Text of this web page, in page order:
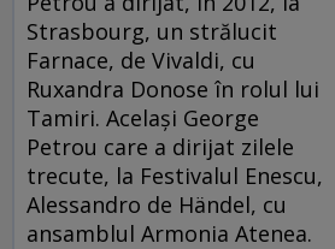
Strasbourg, un strălucit
Farnace, de Vivaldi, cu
Ruxandra Donose în rolul lui
Tamiri. Acelaşi George
Petrou care a dirijat zilele
trecute, la Festivalul Enescu,
Alessandro de Händel, cu
ansamblul Armonia Atenea.